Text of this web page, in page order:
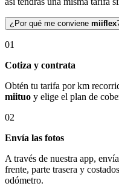
¿Por qué me conviene miiflex
01
Cotiza y contrata
Obtén tu tarifa por km
miituo y elige el plan de
02
Envía las fotos
A través de nuestra app,
frente, parte trasera y
odómetro.